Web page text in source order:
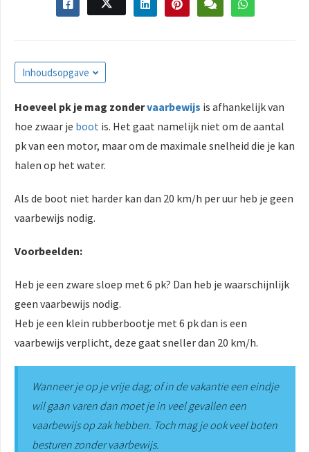
Inhoudsopgave
Hoeveel pk je mag zondervaarbewijs is afhankelijk van
hoe zwaar je boot is. Het gaat namelijk niet om de aantal
pk van een motor, maar om de maximale snelheid die je kan
halen op het water.
Als de boot niet harder kan dan 20 km/h per uur heb je geen
vaarbewijs nodig.
Voorbeelden:
Heb je een zware sloep met 6 pk? Dan heb je waarschijnlijk
geen vaarbewijs nodig.
Heb je een klein rubberbootje met 6 pk dan is een
vaarbewijs verplicht, deze gaat sneller dan 20 km/h.
Wanneer je op je vrije dag; of in de vakantie een eindje
wil gaan varen dan moet je in veel gevallen een
vaarbewijs op zak hebben. Toch mag je ook veel boten
besturen zonder vaarbewijs.